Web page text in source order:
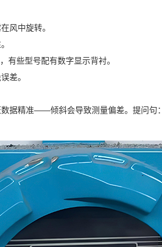
风中旋转。
有些型号配有数字显示背衬。
差。
据精准——倾斜会导致测量偏差。提问句